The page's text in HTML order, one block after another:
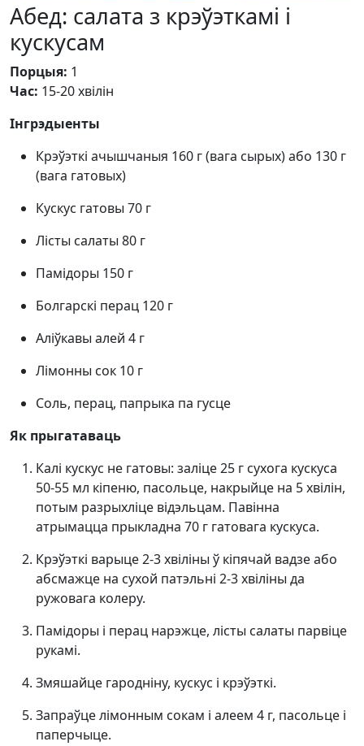
Абед: салата з крэўэткамі і
кускусам
Порцыя: 1
Час: 15-20 хвілін
Інгрэдыенты
Крэўэткі ачышчаныя 160 г (вага сырых) або 130 г
(вага гатовых)
Кускус гатовы 70 г
Лісты салаты 80 г
Памідоры 150 г
Болгарскі перац 120 г
Аліўкавы алей 4 г
Лімонны сок 10 г
Соль, перац, папрыка па гусце
Як прыгатаваць
Калі кускус не гатовы: заліце 25 г сухога кускуса
50-55 мл кіпеню, пасольце, накрыйце на 5 хвілін,
потым разрыхліце відэльцам. Павінна
атрымацца прыкладна 70 г гатовага кускуса.
Крэўэткі варыце 2-3 хвіліны ў кіпячай вадзе або
абсмажце на сухой патэльні 2-3 хвіліны да
ружовага колеру.
Памідоры і перац нарэжце, лісты салаты парвіце
рукамі.
Змяшайце гародніну, кускус і крэўэткі.
Запраўце лімонным сокам і алеем 4 г, пасольце і
паперчыце.